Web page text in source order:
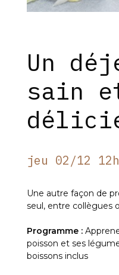
Un
sain
jeu 02/12
Une autre façon de
seul, entre collègues
Programme :
poisson et ses
boissons inclus